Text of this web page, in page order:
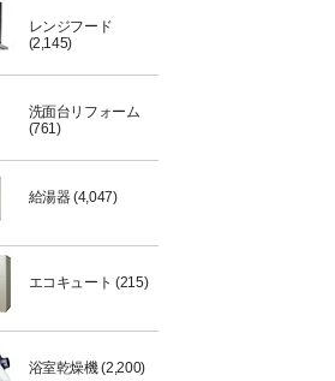
レンジフード
(2,145)
洗面台リフォーム
(761)
給湯器(4,047)
エコキュート (215)
浴室乾燥機(2,200)